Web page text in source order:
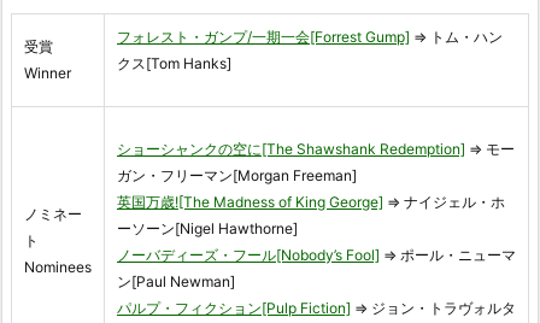
受賞
Winner
フォレスト・ガンプ/一期一会[Forrest Gump] ⇒ トム・ハン
クス[Tom Hanks]
ノミネー
ト
Nominees
ショーシャンクの空に[The Shawshank Redemption] ⇒ モー
ガン・フリーマン[Morgan Freeman]
英国万歳![The Madness of King George] ⇒ ナイジェル・ホ
ーソーン[Nigel Hawthorne]
ノーバディーズ・フール[Nobody’s Fool] ⇒ ポール・ニューマ
ン[Paul Newman]
パルプ・フィクション[Pulp Fiction] ⇒ ジョン・トラヴォルタ